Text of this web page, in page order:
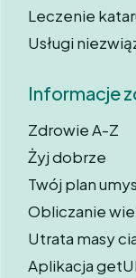
Leczenie
Usługi
Informacje
Zdrowie A-Z
Żyj dobrze
Twój plan
Obliczanie
Utrata masy
Aplikacja